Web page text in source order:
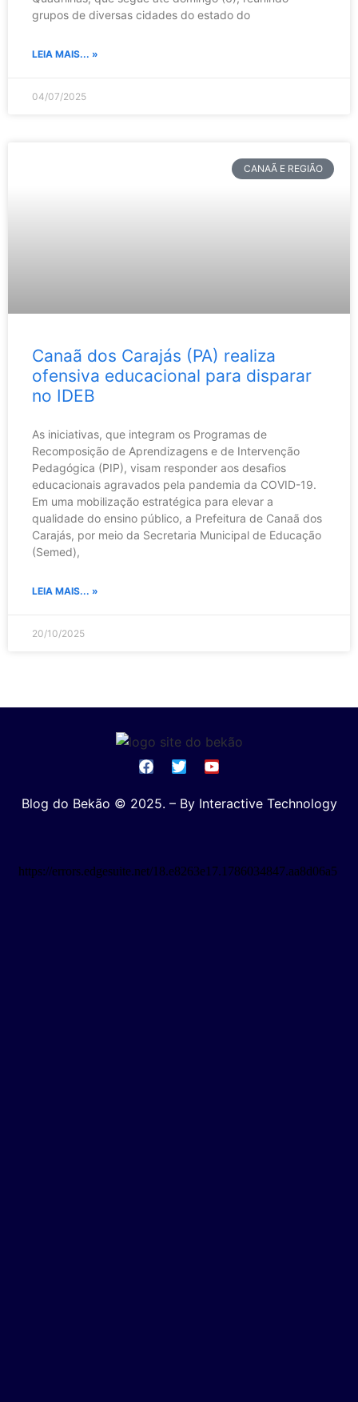
grupos de diversas cidades do estado do
LEIA MAIS... »
04/07/2025
CANAÃ E REGIÃO
Canaã dos Carajás (PA) realiza
ofensiva educacional para disparar
no IDEB
As iniciativas, que integram os Programas de
Recomposição de Aprendizagens e de Intervenção
Pedagógica (PIP), visam responder aos desafios
educacionais agravados pela pandemia da COVID-19.
Em uma mobilização estratégica para elevar a
qualidade do ensino público, a Prefeitura de Canaã dos
Carajás, por meio da Secretaria Municipal de Educação
(Semed),
LEIA MAIS... »
20/10/2025
Blog do Bekão © 2025. – By Interactive Technology